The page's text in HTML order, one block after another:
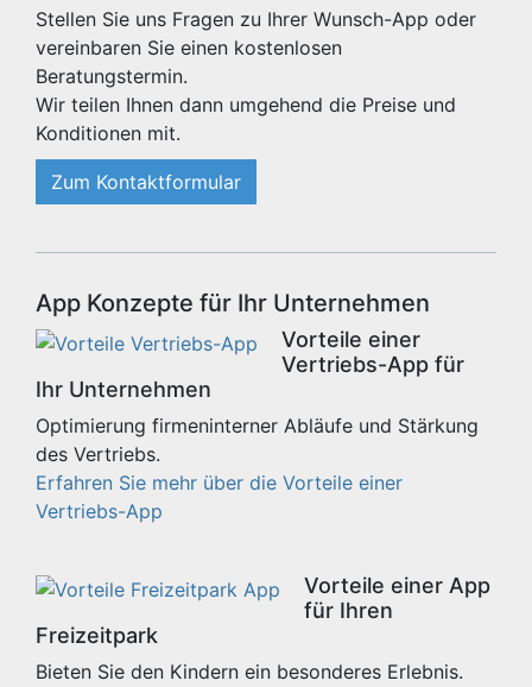
Stellen Sie uns Fragen zu Ihrer Wunsch-App oder
vereinbaren Sie einen kostenlosen
Beratungstermin.
Wir teilen Ihnen dann umgehend die Preise und
Konditionen mit.
Zum Kontaktformular
App Konzepte für Ihr Unternehmen
Vorteile einer
Vertriebs-App für
Ihr Unternehmen
Optimierung firmeninterner Abläufe und Stärkung
des Vertriebs.
Erfahren Sie mehr über die Vorteile einer
Vertriebs-App
Vorteile einer App
für Ihren
Freizeitpark
Bieten Sie den Kindern ein besonderes Erlebnis.